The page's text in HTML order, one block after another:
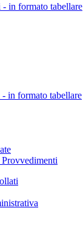
in formato tabellare
in formato tabellare
Provvedimenti